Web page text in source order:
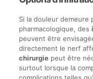
Si la douleur demeure
pharmacologique, des
peuvent être
directement le nerf
chirurgiepeut être
surtout lorsque la